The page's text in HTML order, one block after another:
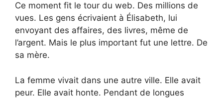
Ce moment fit le tour du web. Des millions de
vues. Les gens écrivaient à Élisabeth, lui
envoyant des affaires, des livres, même de
l’argent. Mais le plus important fut une lettre. De
sa mère.
La femme vivait dans une autre ville. Elle avait
peur. Elle avait honte. Pendant de longues